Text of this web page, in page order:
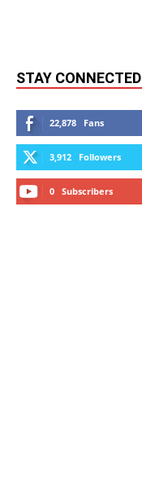
STAY CONNECTED
22,878 Fans
3,912 Followers
0 Subscribers